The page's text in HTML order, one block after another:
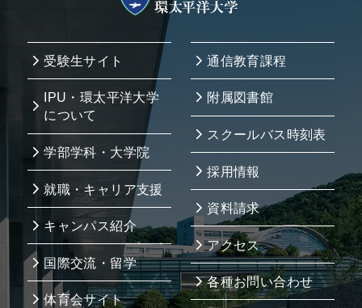
受験生サイト
IPU・環太平洋大学
について
学部学科・大学院
就職・キャリア支援
キャンパス紹介
国際交流・留学
体育会サイト
通信教育課程
附属図書館
スクールバス時刻表
採用情報
資料請求
アクセス
各種お問い合わせ